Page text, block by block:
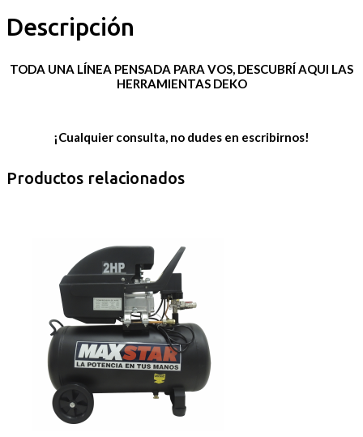
Descripción
TODA UNA LÍNEA PENSADA PARA VOS, DESCUBRÍ AQUI LAS
HERRAMIENTAS DEKO
¡Cualquier consulta, no dudes en escribirnos!
Productos relacionados